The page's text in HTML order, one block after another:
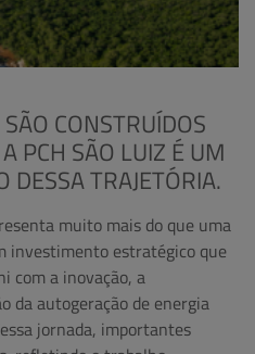
CONSTRUÍDOS
PCH SÃO LUIZ É UM
DESSA TRAJETÓRIA.
muito mais do que uma
investimento estratégico que
com a inovação, a
da autogeração de energia
jornada, importantes